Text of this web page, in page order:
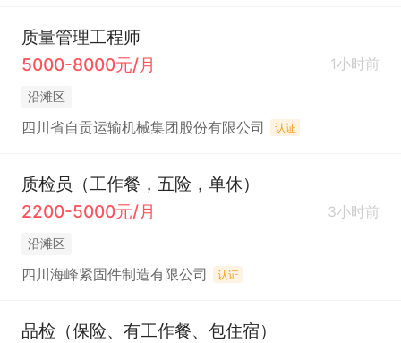
质量管理工程师
5000-8000元/月
1小时前
沿滩区
四川省自贡运输机械集团股份有限公司 认证
质检员（工作餐，五险，单休）
2200-5000元/月
3小时前
沿滩区
四川海峰紧固件制造有限公司 认证
品检（保险、有工作餐、包住宿）